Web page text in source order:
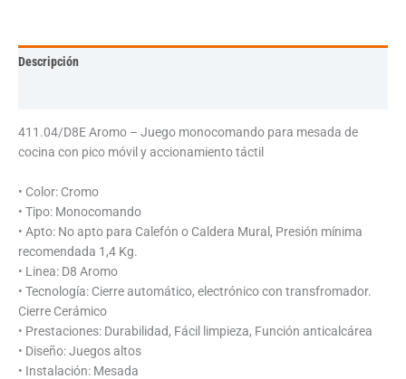
Descripción
411.04/D8E Aromo – Juego monocomando para mesada de
cocina con pico móvil y accionamiento táctil
• Color: Cromo
• Tipo: Monocomando
• Apto: No apto para Calefón o Caldera Mural, Presión mínima
recomendada 1,4 Kg.
• Linea: D8 Aromo
• Tecnología: Cierre automático, electrónico con transfromador.
Cierre Cerámico
• Prestaciones: Durabilidad, Fácil limpieza, Función anticalcárea
• Diseño: Juegos altos
• Instalación: Mesada